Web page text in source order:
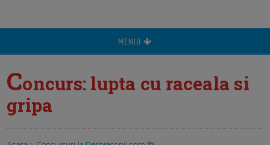
MENIU
Concurs: lupta cu raceala si
gripa